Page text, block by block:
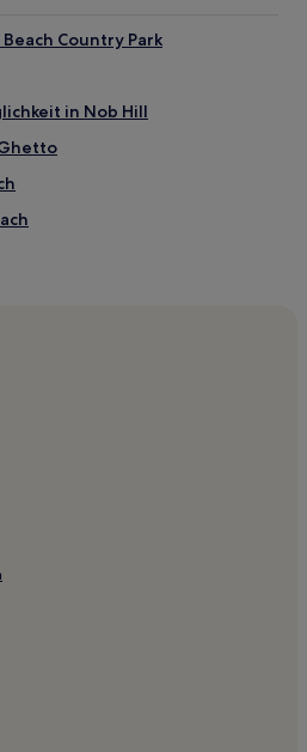
Country Park
in Nob Hill
Avenue
nahe Van Ness Avenue
Van Ness Avenue